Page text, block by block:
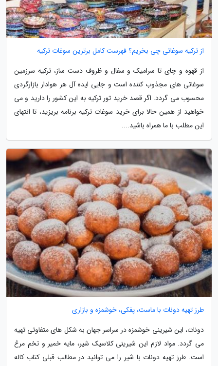
از ترکیه سوغاتی چی بخریم؟ فهرست کامل برترین سوغات ترکیه
از قهوه و چای تا سرامیک و سفال و ظروف دست ساز، ترکیه سرزمین
سوغاتی های مجذوب کننده است و جایی ایده آل هر هوادار بازارگردی
محسوب می گردد. اگر قصد خرید تور ترکیه به این کشور را دارید و می
خواهید از همین حالا برای خرید سوغات ترکیه برنامه بریزید، تا انتهای
این مطلب با ما همراه باشید....
طرز تهیه دونات با ماست، پفکی، خوشمزه و بازاری
دونات، این شیرینی خوشمزه در سراسر جهان به شکل های متفاوتی تهیه
می گردد. مواد لازم این شیرینی کلاسیک شیر، مایه خمیر و تخم مرغ
است. طرز تهیه دونات با شیر را می توانید در مطالب قبلی کتاب کاله